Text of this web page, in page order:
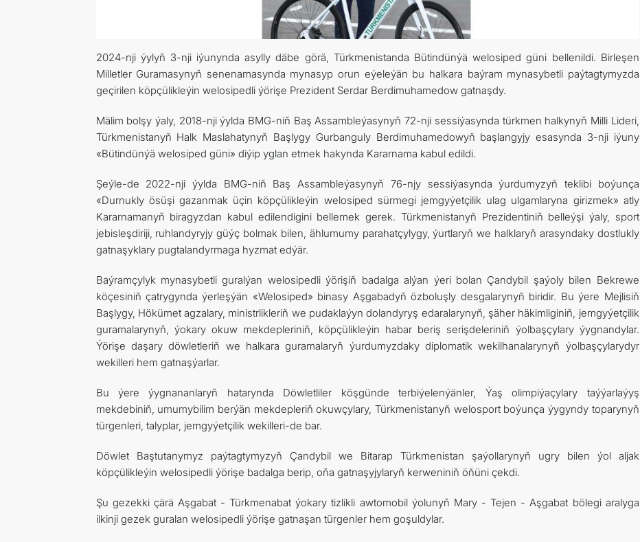
2024-nji ýylyň 3-nji iýunynda asylly däbe görä, Türkmenistanda Bütindünýä welosiped güni bellenildi. Birleşen
Milletler Guramasynyň senenamasynda mynasyp orun eýeleýän bu halkara baýram mynasybetli paýtagtymyzda
geçirilen köpçülikleýin welosipedli ýörişe Prezident Serdar Berdimuhamedow gatnaşdy.
Mälim bolşy ýaly, 2018-nji ýylda BMG-niň Baş Assambleýasynyň 72-nji sessiýasynda türkmen halkynyň Milli Lideri,
Türkmenistanyň Halk Maslahatynyň Başlygy Gurbanguly Berdimuhamedowyň başlangyjy esasynda 3-nji iýuny
«Bütindünýä welosiped güni» diýip yglan etmek hakynda Kararnama kabul edildi.
Şeýle-de 2022-nji ýylda BMG-niň Baş Assambleýasynyň 76-njy sessiýasynda ýurdumyzyň teklibi boýunça
«Durnukly ösüşi gazanmak üçin köpçülikleýin welosiped sürmegi jemgyýetçilik ulag ulgamlaryna girizmek» atly
Kararnamanyň biragyzdan kabul edilendigini bellemek gerek. Türkmenistanyň Prezidentiniň belleýşi ýaly, sport
jebisleşdiriji, ruhlandyryjy güýç bolmak bilen, ählumumy parahatçylygy, ýurtlaryň we halklaryň arasyndaky dostlukly
gatnaşyklary pugtalandyrmaga hyzmat edýär.
Baýramçylyk mynasybetli guralýan welosipedli ýörişiň badalga alýan ýeri bolan Çandybil şaýoly bilen Bekrewe
köçesiniň çatrygynda ýerleşýän «Welosiped» binasy Aşgabadyň özboluşly desgalarynyň biridir. Bu ýere Mejlisiň
Başlygy, Hökümet agzalary, ministrlikleriň we pudaklaýyn dolandyryş edaralarynyň, şäher häkimliginiň, jemgyýetçilik
guramalarynyň, ýokary okuw mekdepleriniň, köpçülikleýin habar beriş serişdeleriniň ýolbaşçylary ýygnandylar.
Ýörişe daşary döwletleriň we halkara guramalaryň ýurdumyzdaky diplomatik wekilhanalarynyň ýolbaşçylarydyr
wekilleri hem gatnaşýarlar.
Bu ýere ýygnananlaryň hatarynda Döwletliler köşgünde terbiýelenýänler, Ýaş olimpiýaçylary taýýarlaýyş
mekdebiniň, umumybilim berýän mekdepleriň okuwçylary, Türkmenistanyň welosport boýunça ýygyndy toparynyň
türgenleri, talyplar, jemgyýetçilik wekilleri-de bar.
Döwlet Baştutanymyz paýtagtymyzyň Çandybil we Bitarap Türkmenistan şaýollarynyň ugry bilen ýol aljak
köpçülikleýin welosipedli ýörişe badalga berip, oňa gatnaşyjylaryň kerweniniň öňüni çekdi.
Şu gezekki çärä Aşgabat - Türkmenabat ýokary tizlikli awtomobil ýolunyň Mary - Tejen - Aşgabat bölegi aralyga
ilkinji gezek guralan welosipedli ýörişe gatnaşan türgenler hem goşuldylar.